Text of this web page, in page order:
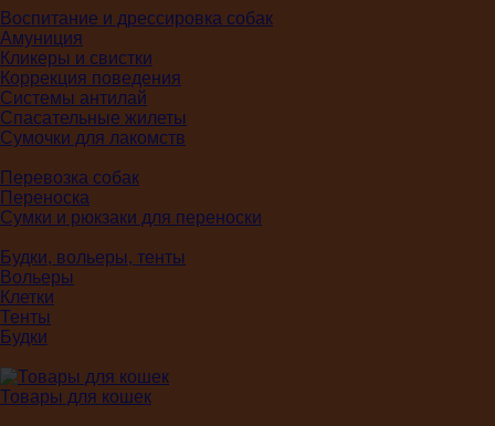
Воспитание и дрессировка собак
Амуниция
Кликеры и свистки
Коррекция поведения
Системы антилай
Спасательные жилеты
Сумочки для лакомств
Перевозка собак
Переноска
Сумки и рюкзаки для переноски
Будки, вольеры, тенты
Вольеры
Клетки
Тенты
Будки
Товары для кошек